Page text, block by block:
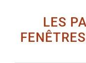
LES